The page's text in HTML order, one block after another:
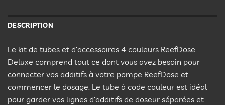
DESCRIPTION
Le kit de tubes et d’accessoires 4 couleurs ReefDose
Deluxe comprend tout ce dont vous avez besoin pour
connecter vos additifs à votre pompe ReefDose et
commencer le dosage. Le tube à code couleur est idéal
pour garder vos lignes d’additifs de doseur séparées et